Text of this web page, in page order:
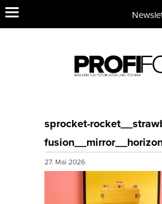
sprocket-
27. Mai 2026